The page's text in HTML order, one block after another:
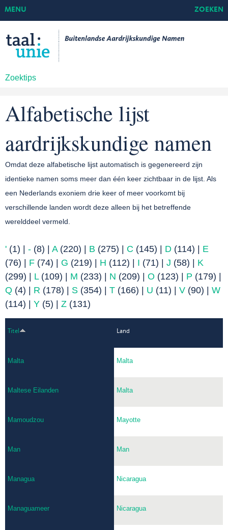
Zoektips
MENU ZOEKEN
Alfabetische lijst
aardrijkskundige namen
Omdat deze alfabetische lijst automatisch is gegenereerd zijn
identieke namen soms meer dan één keer zichtbaar in de lijst. Als
een Nederlands exoniem drie keer of meer voorkomt bij
verschillende landen wordt deze alleen bij het betreffende
werelddeel vermeld.
' (1) | - (8) | A(220) | B (275) | C (145) | D (114) | E
(76) | F (74) | G (219) | H (112) | I (71) | J (58) | K
(299) | L(109) | M (233) | N (209) | O (123) | P (179) |
Q (4) | R (178) | S (354) | T (166) | U (11) | V (90) | W
(114) | Y (5) | Z (131)
Titel Land
Malta Malta
Maltese Eilanden Malta
Mamoudzou Mayotte
Man Man
Managua Nicaragua
Managuameer Nicaragua